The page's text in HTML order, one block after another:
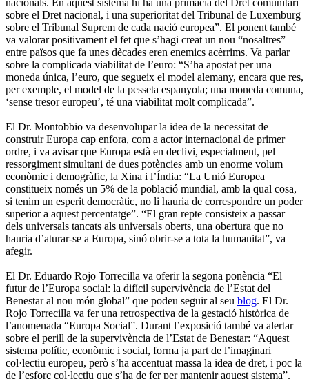
sobre el Dret nacional, i una superioritat del Tribunal de Luxemburg
sobre el Tribunal Suprem de cada nació europea”. El ponent també
va valorar positivament el fet que s’hagi creat un nou “nosaltres”
entre països que fa unes dècades eren enemics acèrrims. Va parlar
sobre la complicada viabilitat de l’euro: “S’ha apostat per una
moneda única, l’euro, que segueix el model alemany, encara que res,
per exemple, el model de la pesseta espanyola; una moneda comuna,
‘sense tresor europeu’, té una viabilitat molt complicada”.
El Dr. Montobbio va desenvolupar la idea de la necessitat de
construir Europa cap enfora, com a actor internacional de primer
ordre, i va avisar que Europa està en declivi, especialment, pel
ressorgiment simultani de dues potències amb un enorme volum
econòmic i demogràfic, la Xina i l’Índia: “La Unió Europea
constitueix només un 5% de la població mundial, amb la qual cosa,
si tenim un esperit democràtic, no li hauria de correspondre un poder
superior a aquest percentatge”. “El gran repte consisteix a passar
dels universals tancats als universals oberts, una obertura que no
hauria d’aturar-se a Europa, sinó obrir-se a tota la humanitat”, va
afegir.
El Dr. Eduardo Rojo Torrecilla va oferir la segona ponència “El
futur de l’Europa social: la difícil supervivència de l’Estat del
Benestar al nou món global” que podeu seguir al seu blog. El Dr.
Rojo Torrecilla va fer una retrospectiva de la gestació històrica de
l’anomenada “Europa Social”. Durant l’exposició també va alertar
sobre el perill de la supervivència de l’Estat de Benestar: “Aquest
sistema polític, econòmic i social, forma ja part de l’imaginari
col·lectiu europeu, però s’ha accentuat massa la idea de dret, i poc la
de l’esforç col·lectiu que s’ha de fer per mantenir aquest sistema”.